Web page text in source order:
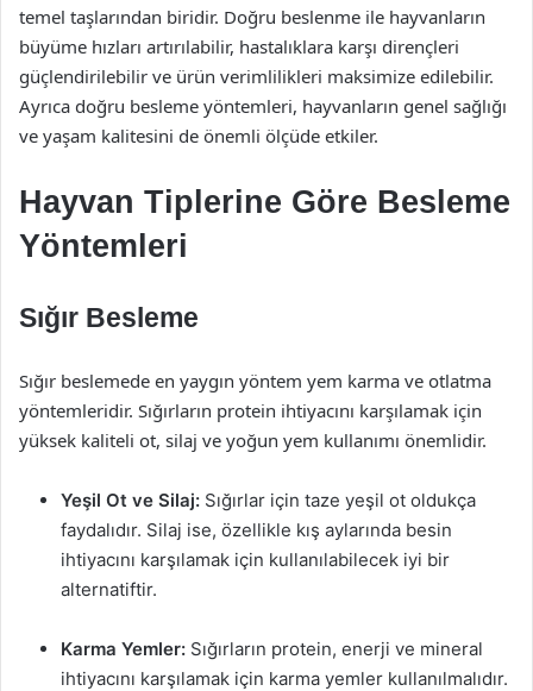
temel taşlarından biridir. Doğru beslenme ile hayvanların
büyüme hızları artırılabilir, hastalıklara karşı dirençleri
güçlendirilebilir ve ürün verimlilikleri maksimize edilebilir.
Ayrıca doğru besleme yöntemleri, hayvanların genel sağlığı
ve yaşam kalitesini de önemli ölçüde etkiler.
Hayvan Tiplerine Göre Besleme
Yöntemleri
Sığır Besleme
Sığır beslemede en yaygın yöntem yem karma ve otlatma
yöntemleridir. Sığırların protein ihtiyacını karşılamak için
yüksek kaliteli ot, silaj ve yoğun yem kullanımı önemlidir.
Yeşil Ot ve Silaj: Sığırlar için taze yeşil ot oldukça
faydalıdır. Silaj ise, özellikle kış aylarında besin
ihtiyacını karşılamak için kullanılabilecek iyi bir
alternatiftir.
Karma Yemler: Sığırların protein, enerji ve mineral
ihtiyacını karşılamak için karma yemler kullanılmalıdır.